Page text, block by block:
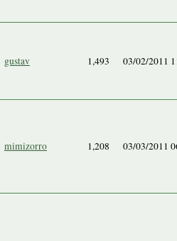
gustav 1,493 03/02/2011
mimizorro 1,208 03/03/2011